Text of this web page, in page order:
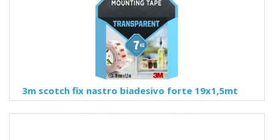
3m scotch fix nastro biadesivo forte 19x1,5mt